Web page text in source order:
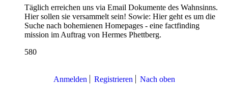
Täglich erreichen uns via Email Dokumente des Wahnsinns.
Hier sollen sie versammelt sein! Sowie: Hier geht es um die
Suche nach bohemienen Homepages - eine factfinding
mission im Auftrag von Hermes Phettberg.
580
Anmelden Registrieren Nach oben